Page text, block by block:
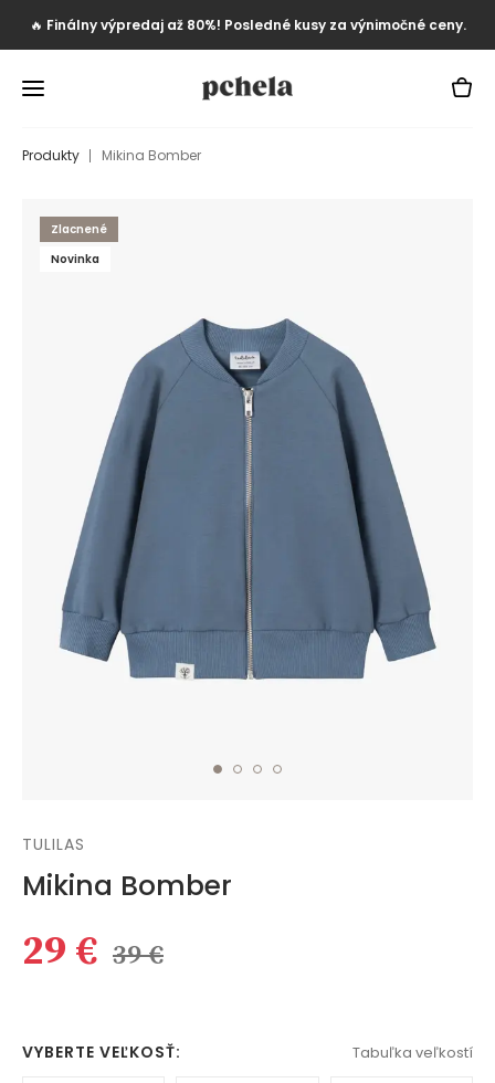
🔥 Finálny výpredaj až 80%! Posledné kusy za výnimočné ceny.
Produkty Mikina Bomber
Zlacnené
Novinka
TULILAS
Mikina Bomber
29 € 39 €
VYBERTE VEĽKOSŤ: Tabuľka veľkostí